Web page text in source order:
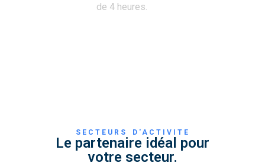
de 4 heures.
SECTEURS D'ACTIVITE
Le partenaire idéal pour
votre secteur.